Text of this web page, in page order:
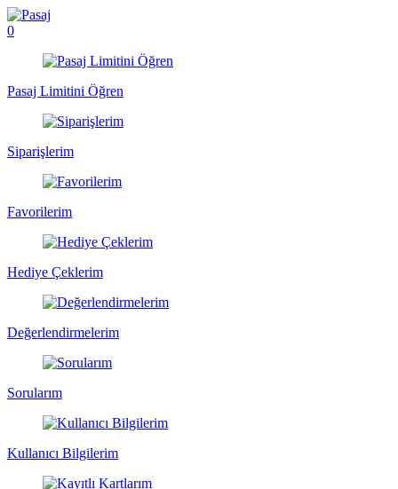
0
Pasaj Limitini Öğren
Siparişlerim
Favorilerim
Hediye Çeklerim
Değerlendirmelerim
Sorularım
Kullanıcı Bilgilerim